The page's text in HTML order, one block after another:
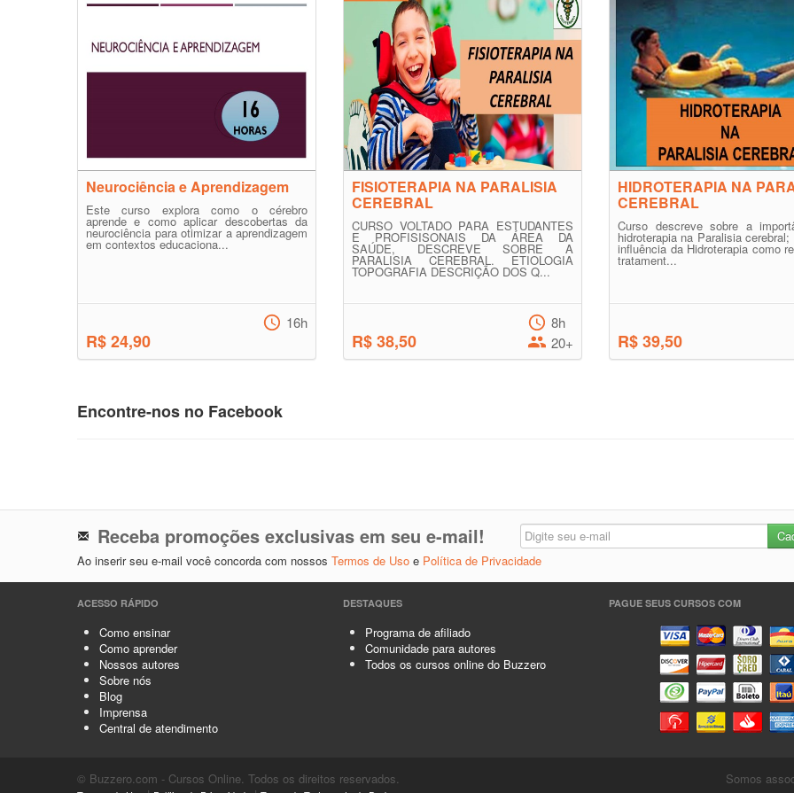
Neurociência e Aprendizagem
Este curso explora como o cérebro
aprende e como aplicar descobertas da
neurociência para otimizar a aprendizagem
em contextos educaciona...
R$ 24,90
16h
FISIOTERAPIA NA PARALISIA
CEREBRAL
CURSO VOLTADO PARA ESTUDANTES
E PROFISISONAIS DA ÁREA DA
SAÚDE, DESCREVE SOBRE A
PARALISIA CEREBRAL. ETIOLOGIA
TOPOGRAFIA DESCRIÇÃO DOS Q...
R$ 38,50
8h
20+
HIDROTERAPIA NA
CEREBRAL
Curso descreve sobre a
hidroterapia na Paralisia
influência da Hidroterapia como
tratament...
R$ 39,50
Encontre-nos no Facebook
Receba promoções exclusivas em seu e-mail!
Ao inserir seu e-mail você concorda com nossos Termos de Uso e Política de Privacidade
ACESSO RÁPIDO
Como ensinar
Como aprender
Nossos autores
Sobre nós
Blog
Imprensa
Central de atendimento
DESTAQUES
Programa de afiliado
Comunidade para autores
Todos os cursos online do Buzzero
PAGUE SEUS CURSOS COM
© Buzzero.com - Cursos Online. Todos os direitos reservados. Somos